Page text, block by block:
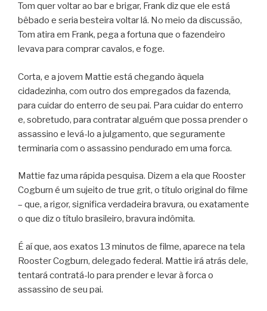
Tom quer voltar ao bar e brigar, Frank diz que ele está
bêbado e seria besteira voltar lá. No meio da discussão,
Tom atira em Frank, pega a fortuna que o fazendeiro
levava para comprar cavalos, e foge.
Corta, e a jovem Mattie está chegando àquela
cidadezinha, com outro dos empregados da fazenda,
para cuidar do enterro de seu pai. Para cuidar do enterro
e, sobretudo, para contratar alguém que possa prender o
assassino e levá-lo a julgamento, que seguramente
terminaria com o assassino pendurado em uma forca.
Mattie faz uma rápida pesquisa. Dizem a ela que Rooster
Cogburn é um sujeito de true grit, o título original do filme
– que, a rigor, significa verdadeira bravura, ou exatamente
o que diz o título brasileiro, bravura indômita.
É aí que, aos exatos 13 minutos de filme, aparece na tela
Rooster Cogburn, delegado federal. Mattie irá atrás dele,
tentará contratá-lo para prender e levar à forca o
assassino de seu pai.